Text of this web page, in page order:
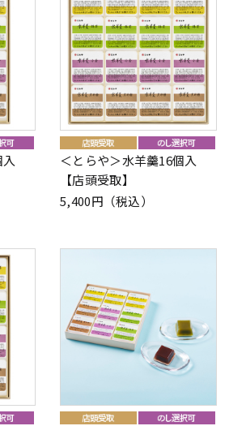
＜とらや＞水羊羹16個入
【店頭受取】
5,400円（税込）